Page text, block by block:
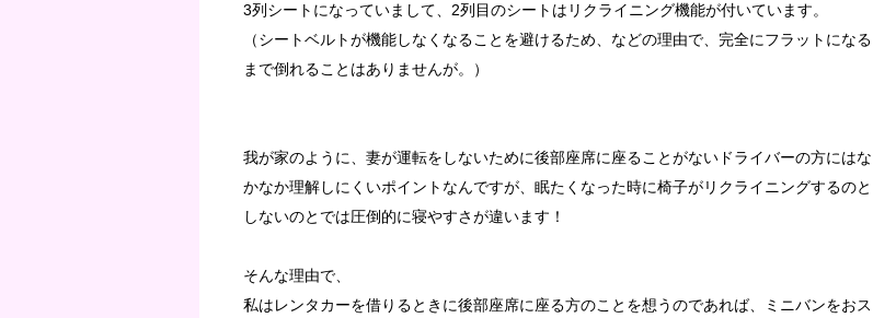
3列シートになっていまして、2列目のシートはリクライニング機能が付いています。
（シートベルトが機能しなくなることを避けるため、などの理由で、完全にフラットになる
まで倒れることはありませんが。）
我が家のように、妻が運転をしないために後部座席に座ることがないドライバーの方にはな
かなか理解しにくいポイントなんですが、眠たくなった時に椅子がリクライニングするのと
しないのとでは圧倒的に寝やすさが違います！
そんな理由で、
私はレンタカーを借りるときに後部座席に座る方のことを想うのであれば、ミニバンをおス